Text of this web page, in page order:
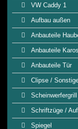
VW Caddy 1
Aufbau außen
Anbauteile
Anbauteile
Anbauteile Tür
Clipse /
Scheinwerfergrill
Schriftzüge /
Spiegel